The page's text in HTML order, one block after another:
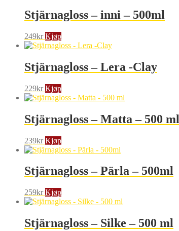
Stjärnagloss – inni – 500ml
249kr Kjøp
Stjärnagloss – Lera -Clay
229kr Kjøp
Stjärnagloss – Matta – 500 ml
239kr Kjøp
Stjärnagloss – Pärla – 500ml
259kr Kjøp
Stjärnagloss – Silke – 500 ml